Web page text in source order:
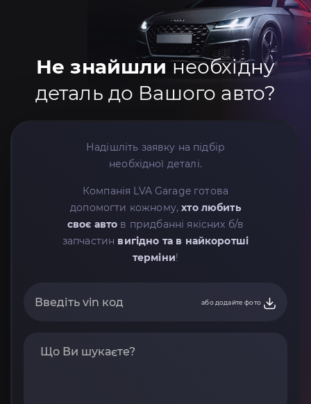
Не знайшли необхідну
деталь до Вашого авто?
Надішліть заявку на підбір
необхідної деталі.
Компанія LVA Garage готова
допомогти кожному,хто любить
своє авто в придбанні якісних б/в
запчастин вигідно та в найкоротші
терміни!
або додайте фото